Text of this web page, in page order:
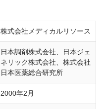
株式会社メディカルリソース
日本調剤株式会社、日本ジェ
ネリック株式会社、株式会社
日本医薬総合研究所
2000年2月